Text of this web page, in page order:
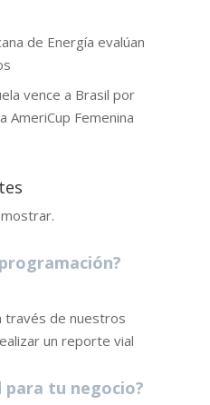
de Energía evalúan
vence a Brasil por
AmeriCup Femenina
través de nuestros
un reporte vial
para tu negocio?